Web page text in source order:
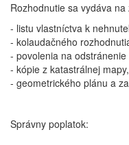
Rozhodnutie sa vydáva
- listu vlastníctva k
- kolaudačného
- povolenia na odstránenie
- kópie z katastrálnej mapy,
- geometrického plánu a
Správny poplatok: